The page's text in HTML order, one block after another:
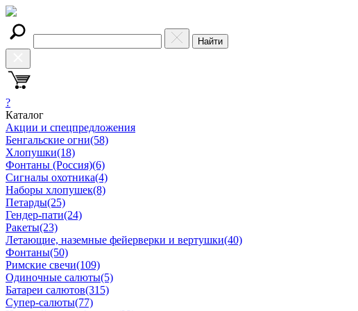
Найти
?
Каталог
Акции и спецпредложения
Бенгальские огни(58)
Хлопушки(18)
Фонтаны (Россия)(6)
Сигналы охотника(4)
Наборы хлопушек(8)
Петарды(25)
Гендер-пати(24)
Ракеты(23)
Летающие, наземные фейерверки и вертушки(40)
Фонтаны(50)
Римские свечи(109)
Одиночные салюты(5)
Батареи салютов(315)
Супер-салюты(77)